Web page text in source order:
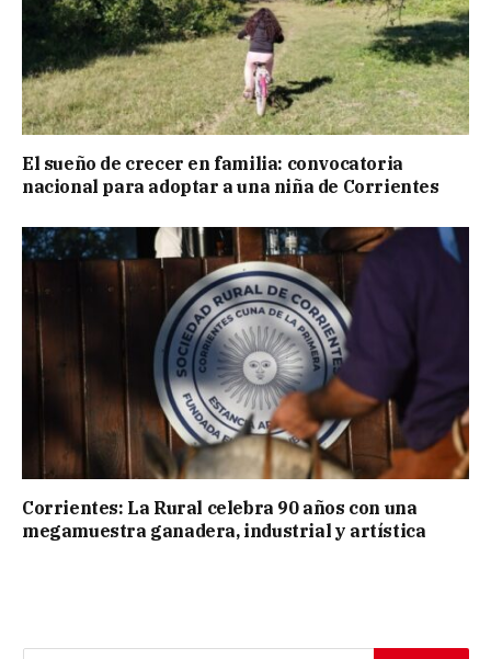
El sueño de crecer en familia: convocatoria
nacional para adoptar a una niña de Corrientes
Corrientes: La Rural celebra 90 años con una
megamuestra ganadera, industrial y artística